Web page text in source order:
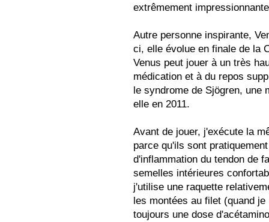
extrêmement
Autre personne inspirante,
ci, elle évolue en finale de la
Venus peut jouer à un très
médication et à du repos
le syndrome de Sjögren, une
elle en 2011.
Avant de jouer, j'exécute la
parce qu'ils sont
d'inflammation du tendon de
semelles intérieures
j'utilise une raquette
les montées au filet (quand
toujours une dose